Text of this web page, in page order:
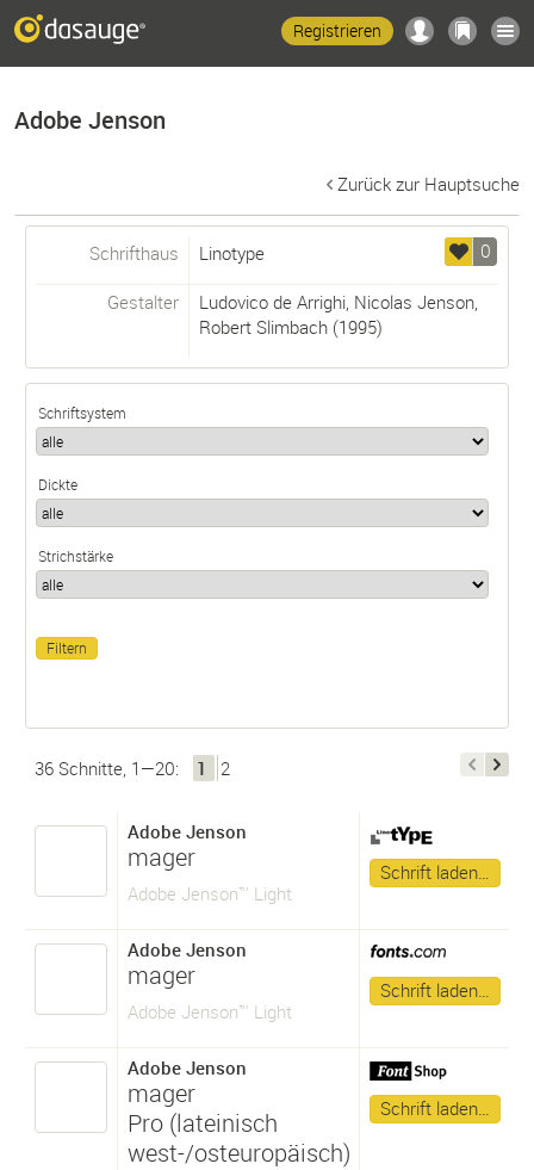
Registrieren
Adobe Jenson
Zurück zur Hauptsuche
0
Schrifthaus Linotype
Gestalter Ludovico de Arrighi, Nicolas Jenson,
Robert Slimbach(1995)
Schriftsystem
Dickte
Strichstärke
36 Schnitte, 1—20: 1 2
Adobe Jenson
mager
Adobe Jenson™ Light
Schrift laden…
Adobe Jenson
mager
Adobe Jenson™ Light
Schrift laden…
Adobe Jenson
mager
Pro (lateinisch
west-/osteuropäisch)
Schrift laden…